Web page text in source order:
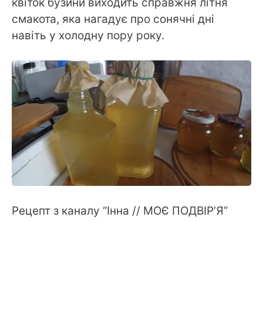
смакота, яка нагадує про сонячні дні
навіть у холодну пору року.
Рецепт з каналу “Інна // МОЄ ПОДВІР’Я”